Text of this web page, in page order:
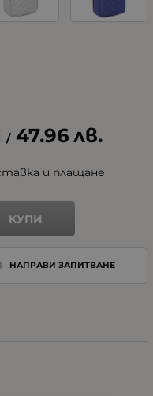
/ 47.96 лв.
и плащане
КУПИ
НАПРАВИ ЗАПИТВАНЕ